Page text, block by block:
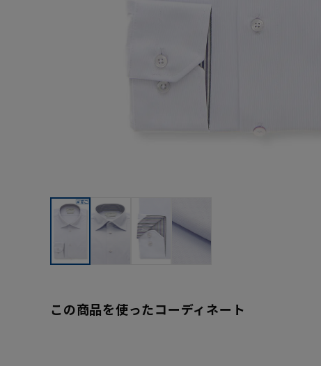
この商品を使ったコーディネート